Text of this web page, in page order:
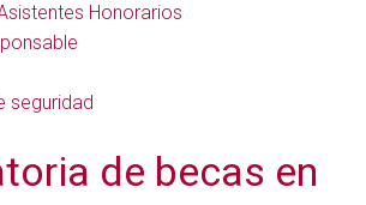
Honorarios
seguridad
de becas en